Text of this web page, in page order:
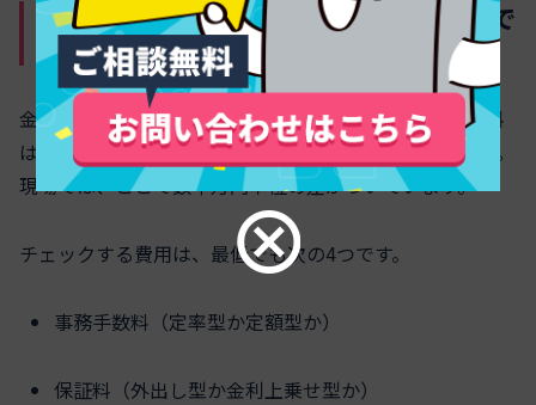
手数料も保証料も団信保障もトータルで
賢く！“総コスト”を簡単比較するコツ
金利は0.1％単位で真剣に見るのに、事務手数料や保証料
は「まあこんなものかな」で流してしまう方が多いです。
現場では、ここで数十万円単位の差がついています。
チェックする費用は、最低でも次の4つです。
事務手数料（定率型か定額型か）
保証料（外出し型か金利上乗せ型か）